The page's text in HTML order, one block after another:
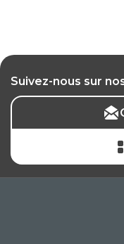
Suivez-nous sur